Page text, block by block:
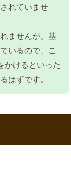
れていませ
ませんが、基
いるので、こ
かけるといった
はずです。